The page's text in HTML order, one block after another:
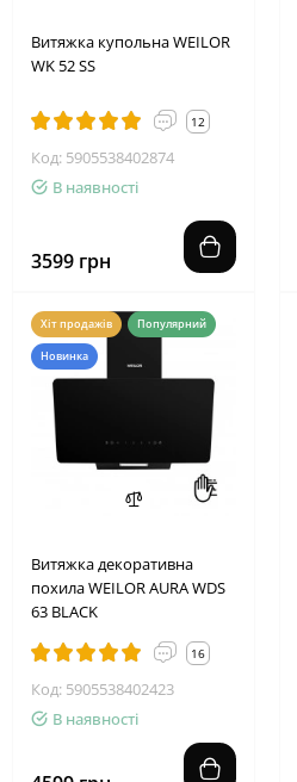
Витяжка купольна WEILOR
WK 52 SS
12
Код: 5905538402874
В наявності
3599 грн
Хіт продажів Популярний
Новинка
Витяжка декоративна
похила WEILOR AURA WDS
63 BLACK
16
Код: 5905538402423
В наявності